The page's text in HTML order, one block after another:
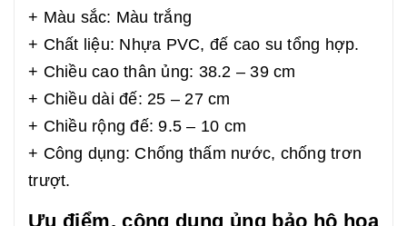
+ Màu sắc: Màu trắng
+ Chất liệu: Nhựa PVC, đế cao su tổng hợp.
+ Chiều cao thân ủng: 38.2 – 39 cm
+ Chiều dài đế: 25 – 27 cm
+ Chiều rộng đế: 9.5 – 10 cm
+ Công dụng: Chống thấm nước, chống trơn
trượt.
Ưu điểm, công dụng ủng bảo hộ hoa